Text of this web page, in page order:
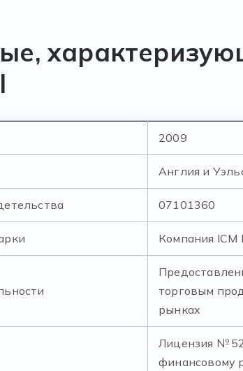
2009
Англия и
07101360
Компания ICM
торговым
рынках
Лицензия №
финансовому